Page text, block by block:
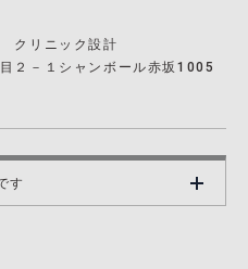
クリニック設計
２－１シャンボール赤坂1005
す